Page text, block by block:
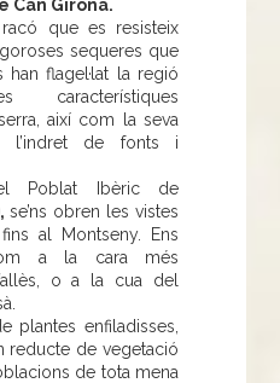
Can Girona.
racó que es resisteix
sequeres que
han flagel·lat la regió
característiques
així com la seva
l’indret de fonts i
Poblat Ibèric de
se’ns obren les vistes
al Montseny. Ens
a la cara més
o a la cua del
plantes enfiladisses,
reducte de vegetació
de tota mena